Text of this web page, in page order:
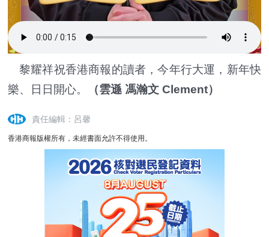
黎耀祥祝香港商報的讀者，今年行大運，新年快
樂、日日開心。
（雲遜 馮瀚文 Clement）
責任編輯：呂馨
香港商報版權所有，未經書面允許不得使用。